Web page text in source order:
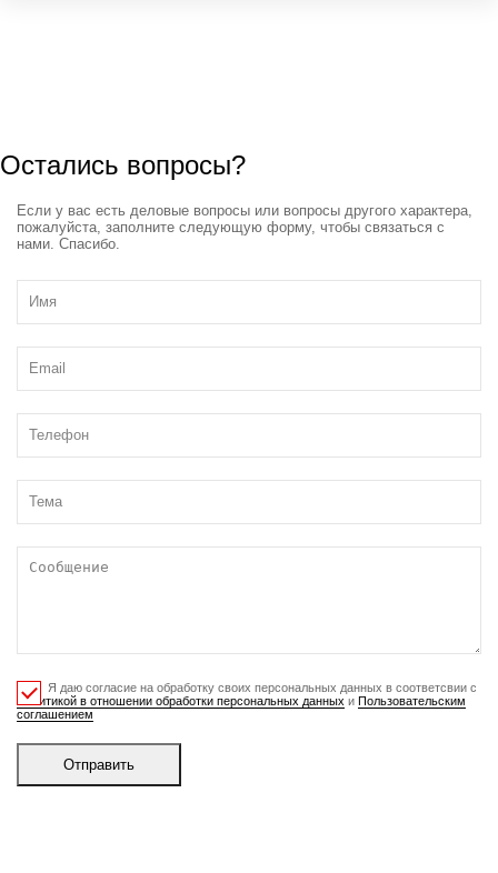
Остались вопросы?
Если у вас есть деловые вопросы или вопросы другого характера,
пожалуйста, заполните следующую форму, чтобы связаться с
нами. Спасибо.
Я даю согласие на обработку своих персональных данных в соответсвии с
Политикой в отношении обработки персональных данных и Пользовательским
соглашением
Отправить